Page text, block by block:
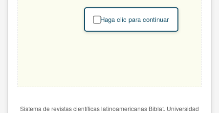
Haga clic para continuar
Sistema de revistas científicas latinoamericanas Biblat. Universidad